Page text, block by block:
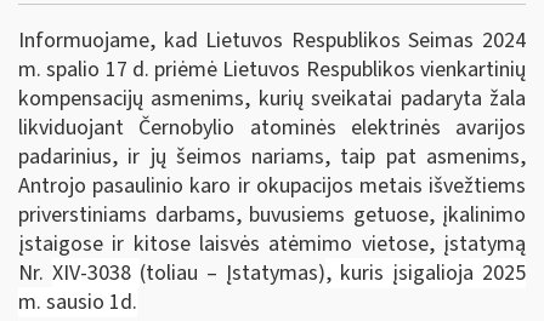
Informuojame, kad Lietuvos Respublikos Seimas 2024
m. spalio 17 d. priėmė Lietuvos Respublikos vienkartinių
kompensacijų asmenims, kurių sveikatai padaryta žala
likviduojant Černobylio atominės elektrinės avarijos
padarinius, ir jų šeimos nariams, taip pat asmenims,
Antrojo pasaulinio karo ir okupacijos metais išvežtiems
priverstiniams darbams, buvusiems getuose, įkalinimo
įstaigose ir kitose laisvės atėmimo vietose, įstatymą
Nr. XIV-3038 (toliau – Įstatymas), kuris įsigalioja 2025
m. sausio 1d.